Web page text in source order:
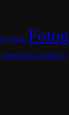
Elsass
Sternzeichen Straßburg